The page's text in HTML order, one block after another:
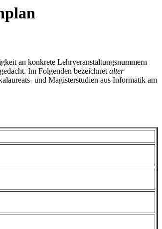
an konkrete Lehrveranstaltungsnummern
Im Folgenden bezeichnetalter
und Magisterstudien aus Informatik am